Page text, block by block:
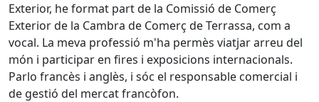
Exterior, he format part de la Comissió de Comerç
Exterior de la Cambra de Comerç de Terrassa, com a
vocal. La meva professió m'ha permès viatjar arreu del
món i participar en fires i exposicions internacionals.
Parlo francès i anglès, i sóc el responsable comercial i
de gestió del mercat francòfon.